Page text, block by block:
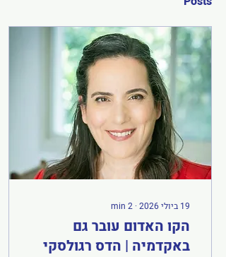
19 ביולי 2026 ∙
2
min
הקו האדום עובר גם
באקדמיה | הדס רגולסקי